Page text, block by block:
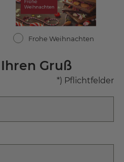
Frohe Weihnachten
Gruß
*) Pflichtfelder